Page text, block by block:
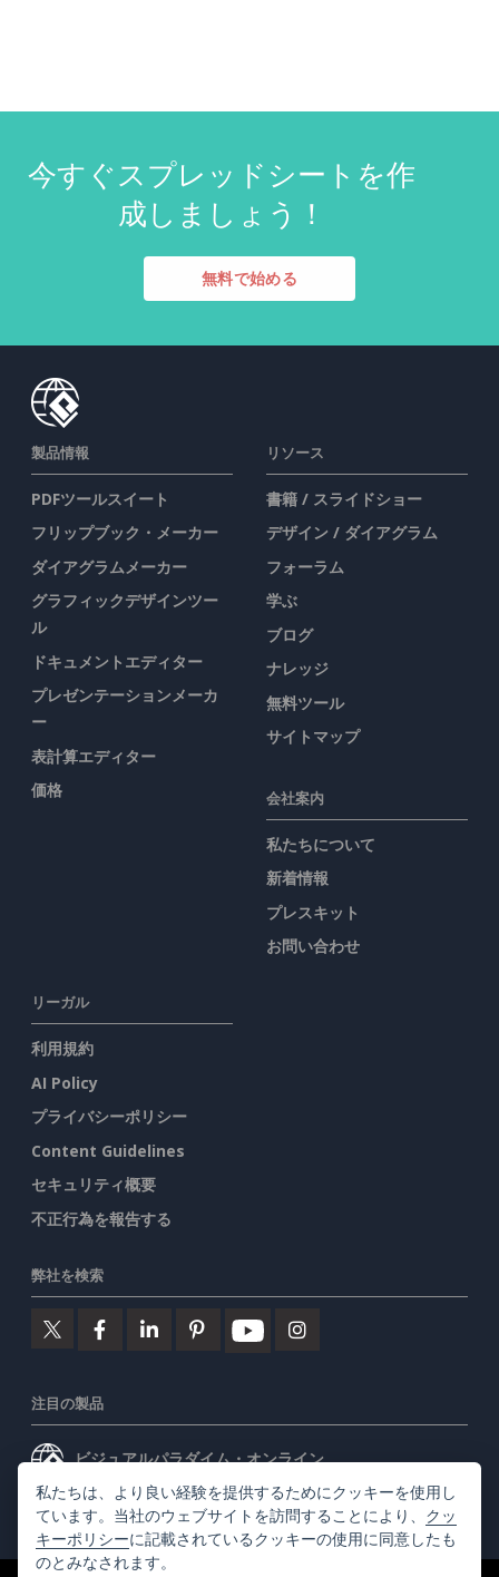
今すぐスプレッドシートを作
成しましょう！
無料で始める
製品情報
PDFツールスイート
フリップブック・メーカー
ダイアグラムメーカー
グラフィックデザインツー
ル
ドキュメントエディター
プレゼンテーションメーカ
ー
表計算エディター
価格
リソース
書籍 / スライドショー
デザイン / ダイアグラム
フォーラム
学ぶ
ブログ
ナレッジ
無料ツール
サイトマップ
会社案内
私たちについて
新着情報
プレスキット
お問い合わせ
リーガル
利用規約
AI Policy
プライバシーポリシー
Content Guidelines
セキュリティ概要
不正行為を報告する
弊社を検索
注目の製品
ビジュアルパラダイム・オンライン
ビジュアルパラダイムデスクトップ
私たちは、より良い経験を提供するためにクッキーを使用し
ています。当社のウェブサイトを訪問することにより、 クッ
キーポリシーに記載されているクッキーの使用に同意したも
のとみなされます。